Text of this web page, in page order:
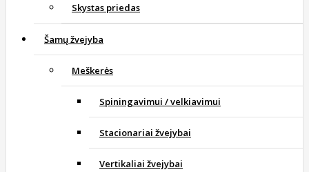
Skystas priedas
Šamų žvejyba
Meškerės
Spiningavimui / velkiavimui
Stacionariai žvejybai
Vertikaliai žvejybai